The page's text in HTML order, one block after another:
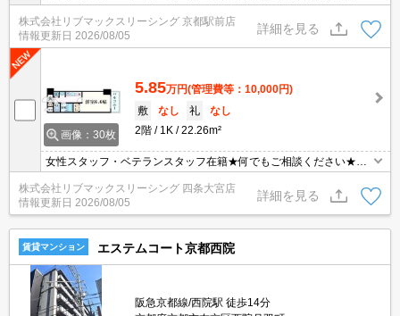
株式会社リブマックスリーシング 京都駅前店
情報更新日 2026/08/05
詳細を見る
画像：30枚
5.85万円(管理費等：10,000円)
敷
なし 礼
なし
2階
1K 22.26m²
女性スタッフ・ベテランスタッフ在籍★何でもご相談ください★周
株式会社リブマックスリーシング 四条大宮店
情報更新日 2026/08/05
詳細を見る
賃貸マンション エステムコート京都西院
阪急京都線/西院駅 徒歩14分